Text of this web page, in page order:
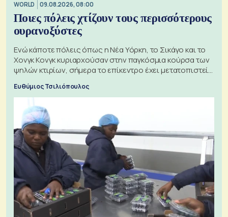
WORLD 09.08.2026, 08:00
Ποιες πόλεις χτίζουν τους περισσότερους
ουρανοξύστες
Ενώ κάποτε πόλεις όπως η Νέα Υόρκη, το Σικάγο και το
Χονγκ Κονγκ κυριαρχούσαν στην παγκόσμια κούρσα των
ψηλών κτιρίων, σήμερα το επίκεντρο έχει μετατοπιστεί
Ευθύμιος Τσιλιόπουλος